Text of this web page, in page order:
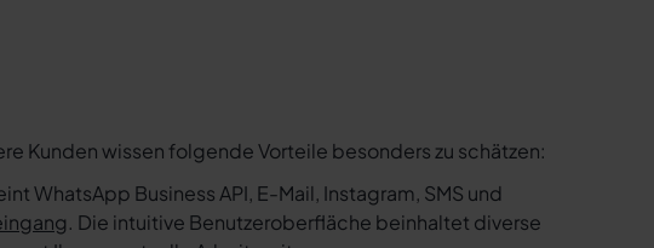
Kunden wissen folgende Vorteile besonders zu schätzen:
WhatsApp Business API, E-Mail, Instagram, SMS und
. Die intuitive Benutzeroberfläche beinhaltet diverse